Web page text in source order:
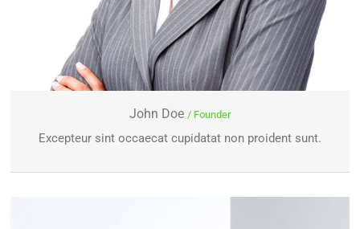
John Doe / Founder
Excepteur sint occaecat cupidatat non proident sunt.